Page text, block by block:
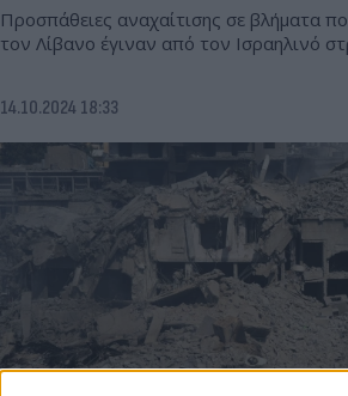
Προσπάθειες αναχαίτισης σε βλήματα
τον Λίβανο έγιναν από τον Ισραηλινό
14.10.2024 18:33